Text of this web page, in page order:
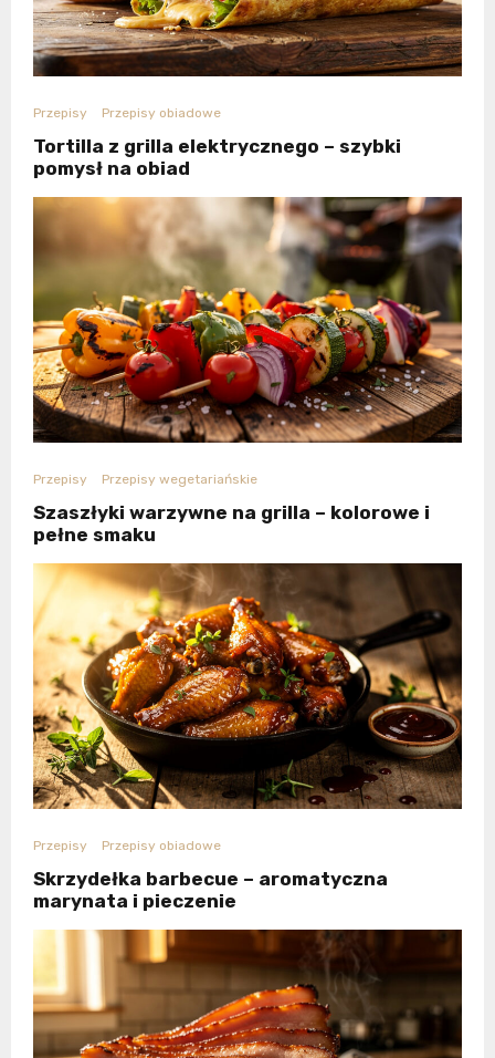
Przepisy Przepisy obiadowe
Tortilla z grilla elektrycznego – szybki
pomysł na obiad
Przepisy Przepisy wegetariańskie
Szaszłyki warzywne na grilla – kolorowe i
pełne smaku
Przepisy Przepisy obiadowe
Skrzydełka barbecue – aromatyczna
marynata i pieczenie